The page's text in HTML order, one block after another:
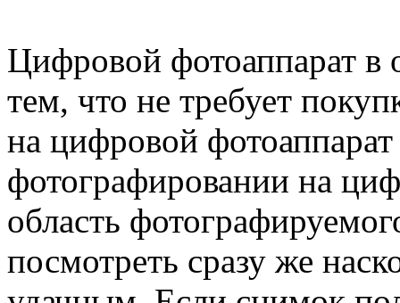
Цифровой фотоаппарат в
тем, что не требует
на цифровой
фотографировании на
область
посмотреть сразу же